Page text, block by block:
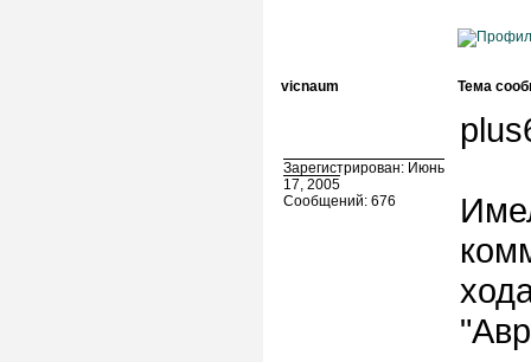
vicnaum Тема
Зарегистрирован: Июнь
17, 2005
Сообщений: 676